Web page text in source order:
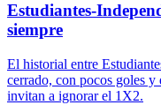
Estudiantes-
siempre
El historial entre
cerrado, con pocos goles
invitan a ignorar el 1X2.